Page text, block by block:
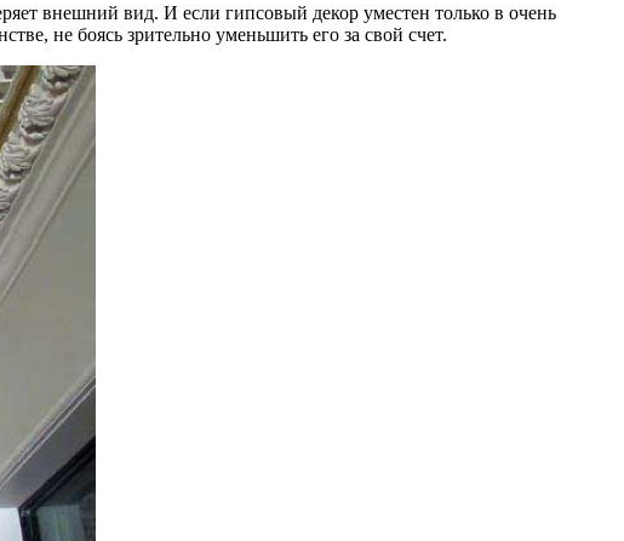
внешний вид. И если гипсовый декор уместен только в очень
не боясь зрительно уменьшить его за свой счет.